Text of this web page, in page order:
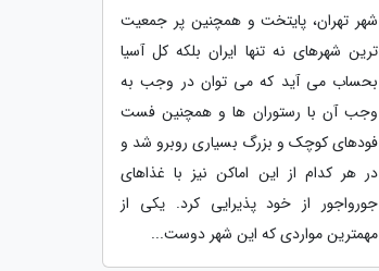
شهر تهران، پایتخت و همچنین پر جمعیت
ترین شهرهای نه تنها ایران بلکه کل آسیا
بحساب می آید که می توان در وجب به
وجب آن با رستوران ها و همچنین فست
فودهای کوچک و بزرگ بسیاری روبرو شد و
در هر کدام از این اماکن نیز با غذاهای
جورواجور از خود پذیرایی کرد. یکی از
مهمترین مواردی که این شهر دوست...